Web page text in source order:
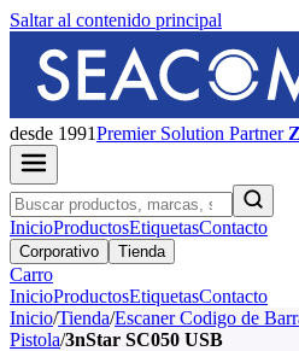
Saltar al contenido principal
desde 1991PremierSolution Partner
InicioProductosEtiquetasContacto
Corporativo Tienda
Carro
InicioProductosEtiquetasContacto
Inicio/Tienda/Escaner Codigo de
Pistola/3nStar SC050 USB